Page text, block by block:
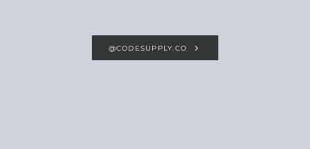
@CODESUPPLY.CO